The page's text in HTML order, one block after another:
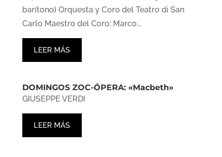
barítono) Orquesta y Coro del Teatro di San
Carlo Maestro del Coro: Marco...
LEER MÁS
DOMINGOS ZOC-ÓPERA: «Macbeth»
GIUSEPPE VERDI
LEER MÁS